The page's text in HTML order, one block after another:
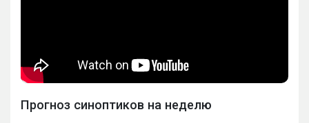
Прогноз синоптиков на неделю